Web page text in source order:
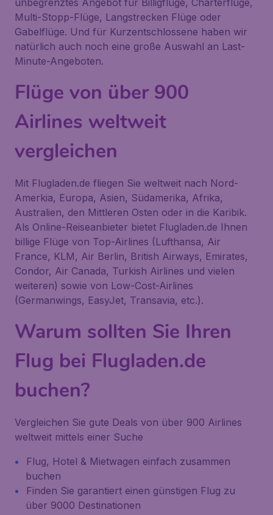
unbegrenztes Angebot für Billigflüge, Charterflüge,
Multi-Stopp-Flüge, Langstrecken Flüge oder
Gabelflüge. Und für Kurzentschlossene haben wir
natürlich auch noch eine große Auswahl an Last-
Minute-Angeboten.
Flüge von über 900
Airlines weltweit
vergleichen
Mit Flugladen.de fliegen Sie weltweit nach Nord-
Amerkia, Europa, Asien, Südamerika, Afrika,
Australien, den Mittleren Osten oder in die Karibik.
Als Online-Reiseanbieter bietet Flugladen.de Ihnen
billige Flüge von Top-Airlines (Lufthansa, Air
France, KLM, Air Berlin, British Airways, Emirates,
Condor, Air Canada, Turkish Airlines und vielen
weiteren) sowie von Low-Cost-Airlines
(Germanwings, EasyJet, Transavia, etc.).
Warum sollten Sie Ihren
Flug bei Flugladen.de
buchen?
Vergleichen Sie gute Deals von über 900 Airlines
weltweit mittels einer Suche
Flug, Hotel & Mietwagen einfach zusammen
buchen
Finden Sie garantiert einen günstigen Flug zu
über 9000 Destinationen